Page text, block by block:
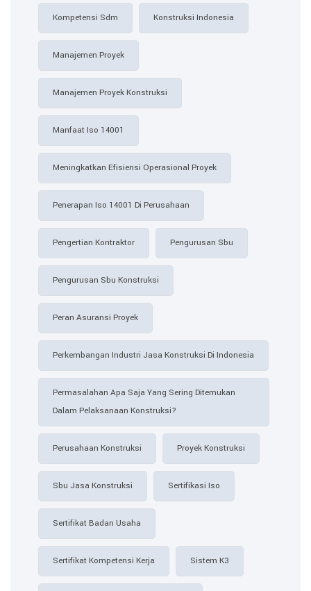
Kompetensi Sdm Konstruksi Indonesia
Manajemen Proyek
Manajemen Proyek Konstruksi
Manfaat Iso 14001
Meningkatkan Efisiensi Operasional Proyek
Penerapan Iso 14001 Di Perusahaan
Pengertian Kontraktor Pengurusan Sbu
Pengurusan Sbu Konstruksi
Peran Asuransi Proyek
Perkembangan Industri Jasa Konstruksi Di Indonesia
Permasalahan Apa Saja Yang Sering Ditemukan
Dalam Pelaksanaan Konstruksi?
Perusahaan Konstruksi Proyek Konstruksi
Sbu Jasa Konstruksi Sertifikasi Iso
Sertifikat Badan Usaha
Sertifikat Kompetensi Kerja Sistem K3